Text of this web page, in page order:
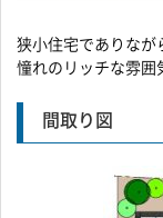
狭小住宅でありなが
憧れのリッチな雰囲
間取り図